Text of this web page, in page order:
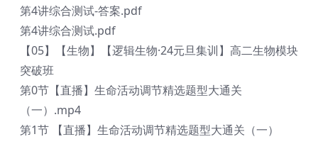
第4讲综合测试-答案.pdf
第4讲综合测试.pdf
【05】【生物】【逻辑生物·24元旦集训】高二生物模块
突破班
第0节【直播】生命活动调节精选题型大通关
（一）.mp4
第1节 【直播】生命活动调节精选题型大通关（一）